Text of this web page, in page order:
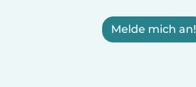
Melde mich an!